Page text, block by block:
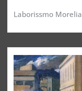
Laborissmo Morelia